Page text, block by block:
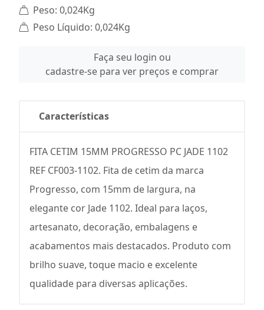
Peso: 0,024Kg
Peso Líquido: 0,024Kg
Faça seu login ou
cadastre-se para ver preços e comprar
Características
FITA CETIM 15MM PROGRESSO PC JADE 1102
REF CF003-1102. Fita de cetim da marca
Progresso, com 15mm de largura, na
elegante cor Jade 1102. Ideal para laços,
artesanato, decoração, embalagens e
acabamentos mais destacados. Produto com
brilho suave, toque macio e excelente
qualidade para diversas aplicações.